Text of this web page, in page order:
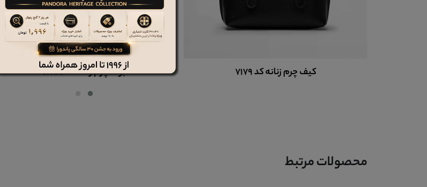
بوت چرم زنانه کد 17881 شلوار چرم زنانه کد PCW522
محصولات مرتبط